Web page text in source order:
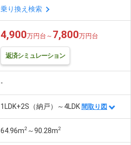
乗り換え検索
4,900万円台～ 7,800万円台
返済シミュレーション
-
1LDK+2S（納戸）～4LDK 間取り図
64.96m2 ～90.28m2